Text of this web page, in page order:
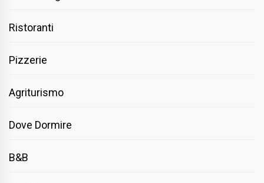
Ristoranti
Pizzerie
Agriturismo
Dove Dormire
B&B